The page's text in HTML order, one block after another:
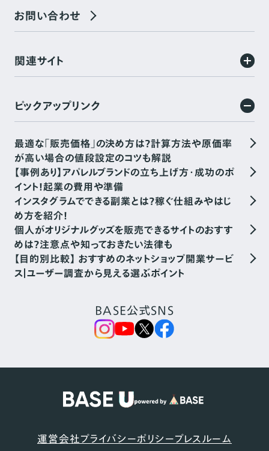
お問い合わせ
関連サイト
ピックアップリンク
最適な「販売価格」の決め方は？計算方法や原価率
が高い場合の値段設定のコツも解説
【事例あり】アパレルブランドの立ち上げ方・成功のポ
イント！起業の費用や準備
インスタグラムでできる副業とは？稼ぐ仕組みやはじ
め方を紹介！
個人がオリジナルグッズを販売できるサイトのおすす
めは？注意点や知っておきたい法律も
【目的別比較】 おすすめのネットショップ開業サービ
ス｜ユーザー調査から見える選ぶポイント
BASE公式SNS
運営会社プライバシーポリシープレスルーム